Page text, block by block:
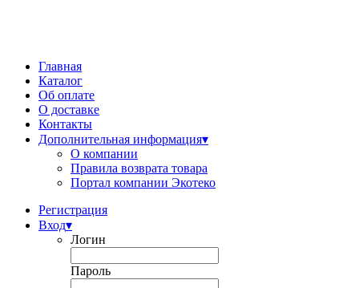
Главная
Каталог
Об оплате
О доставке
Контакты
Дополнительная информация▾
О компании
Правила возврата товара
Портал компании Экотеко
Регистрация
Вход▾
Логин
Пароль